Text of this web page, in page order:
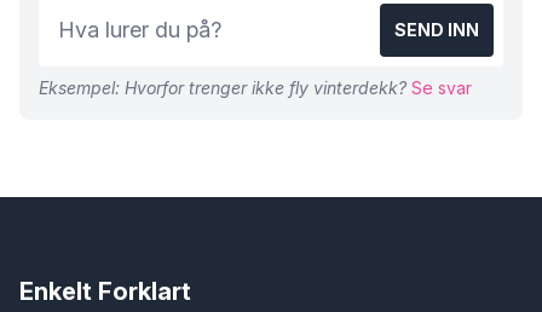
SEND INN
Eksempel: Hvorfor trenger ikke fly vinterdekk? Se svar
Enkelt Forklart